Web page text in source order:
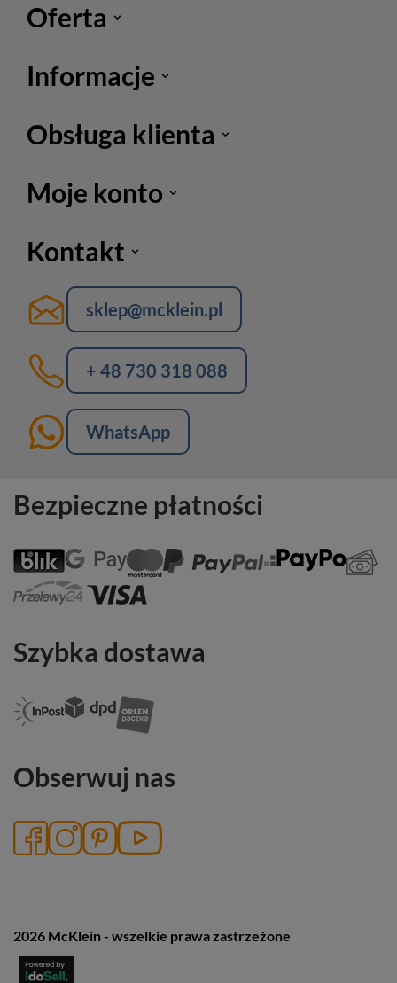
Oferta
Informacje
Obsługa klienta
Moje konto
Kontakt
sklep@mcklein.pl
+ 48 730 318 088
WhatsApp
Bezpieczne płatności
Szybka dostawa
Obserwuj nas
2026 McKlein - wszelkie prawa zastrzeżone